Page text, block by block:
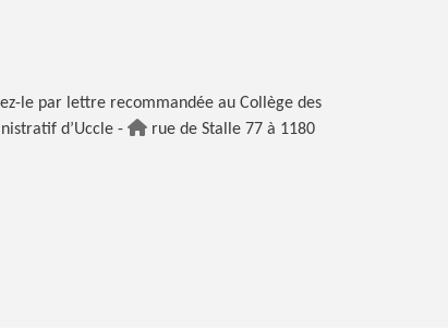
le par lettre recommandée au Collège des
d’Uccle -
rue de Stalle 77 à 1180